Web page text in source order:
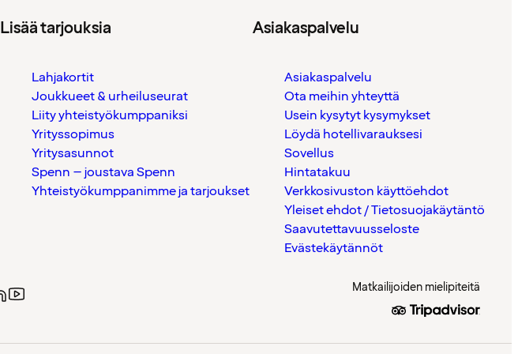
Lisää tarjouksia
Lahjakortit
Joukkueet & urheiluseurat
Liity yhteistyökumppaniksi
Yrityssopimus
Yritysasunnot
Spenn – joustava Spenn
Yhteistyökumppanimme ja tarjoukset
Asiakaspalvelu
Asiakaspalvelu
Ota meihin yhteyttä
Usein kysytyt kysymykset
Löydä hotellivarauksesi
Sovellus
Hintatakuu
Verkkosivuston käyttöehdot
Yleiset ehdot / Tietosuojakäytäntö
Saavutettavuusseloste
Evästekäytännöt
Matkailijoiden mielipiteitä